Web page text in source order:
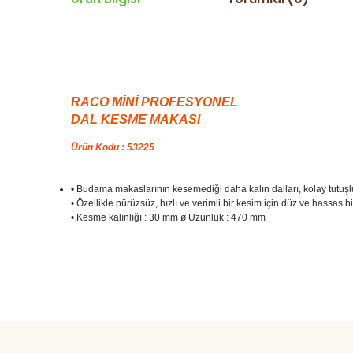
RACO MİNİ PROFESYONEL
DAL KESME MAKASI
Ürün Kodu : 53225
• Budama makaslarının kesemediği daha kalın dalları, kolay
• Özellikle pürüzsüz, hızlı ve verimli bir kesim için düz ve hassas
• Kesme kalınlığı : 30 mm ø Uzunluk : 470 mm